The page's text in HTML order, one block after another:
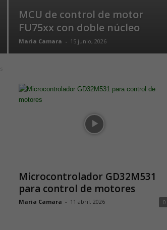
MCU de control de motor
FU75xx con doble núcleo
Maria Camara - 15 junio, 2026
Microcontrolador GD32M531
para control de motores
Maria Camara - 11 abril, 2026 0